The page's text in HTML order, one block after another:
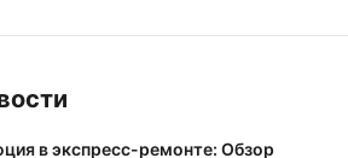
в экспресс-ремонте: Обзор